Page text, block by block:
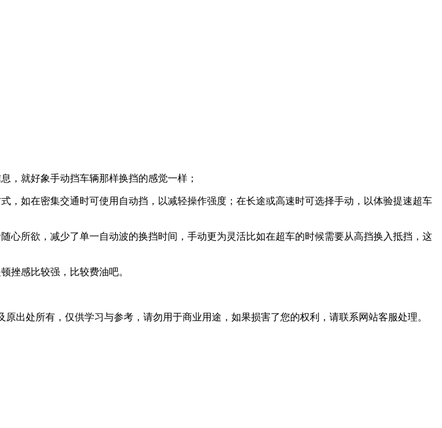
，就好象手动挡车辆那样换挡的感觉一样；
，如在密集交通时可使用自动挡，以减轻操作强度；在长途或高速时可选择手动，以体验提速超车
心所欲，减少了单一自动波的换挡时间，手动更为灵活比如在超车的时候需要从高挡换入抵挡，这
挫感比较强，比较费油吧。
出处所有，仅供学习与参考，请勿用于商业用途，如果损害了您的权利，请联系网站客服处理。